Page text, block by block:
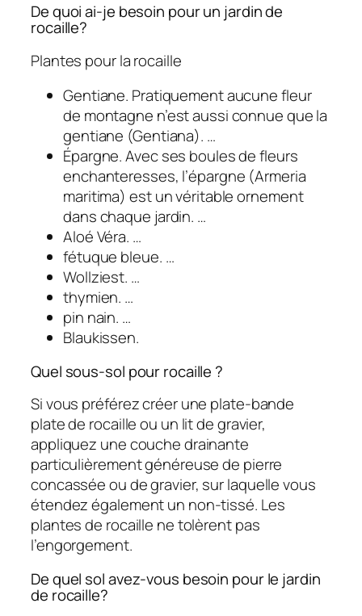
De quoi ai-je besoin pour un jardin de
rocaille?
Plantes pour la rocaille
Gentiane. Pratiquement aucune fleur
de montagne n’est aussi connue que la
gentiane (Gentiana). …
Épargne. Avec ses boules de fleurs
enchanteresses, l’épargne (Armeria
maritima) est un véritable ornement
dans chaque jardin. …
Aloé Véra. …
fétuque bleue. …
Wollziest. …
thymien. …
pin nain. …
Blaukissen.
Quel sous-sol pour rocaille ?
Si vous préférez créer une plate-bande
plate de rocaille ou un lit de gravier,
appliquez une couche drainante
particulièrement généreuse de pierre
concassée ou de gravier, sur laquelle vous
étendez également un non-tissé. Les
plantes de rocaille ne tolèrent pas
l’engorgement.
De quel sol avez-vous besoin pour le jardin
de rocaille?